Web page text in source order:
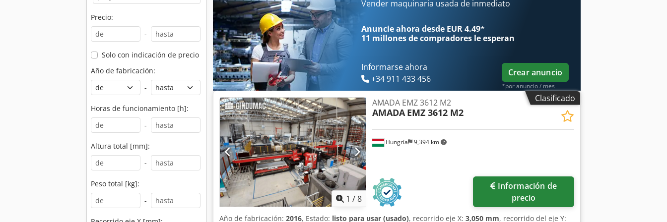
Precio:
-
Solo con indicación de precio
Año de fabricación:
-
Horas de funcionamiento [h]:
-
Altura total [mm]:
-
Peso total [kg]:
-
y medianas. Póngase en contacto con nosotros para obtener más información sobre esta máquina.
Beneficios de la máquina Ventajas técnicas de la máquina • Área de trabajo: aproximadamente 1270 ×
2000 mm • Espesor máximo de la chapa: hasta 6 mm (configuración estándar) • Cambiador de
herramientas giratorio para un punzonado versátil • Alta precisión y repetibilidad • Control cnc de fácil
manejo • Diseño compacto que ahorra espacio • Cambio rápido de herramientas para mayor eficacia •
Construcción robusta y duradera Djdpsyaihvsfx Ag Nowa • Sujeción automática de chapas para obtener
resultados uniformes • Adecuado para lotes y series de producción pequeñas y medianas
Vender maquinaria usada de inmediato
Anuncie ahora desde EUR 4.49*
11 millones de compradores le esperan
Informarse ahora
+34 911 433 456
Crear anuncio
*por anuncio / mes
Clasificado
1 /8
Hungría 9,394 km
AMADA EMZ 3612 M2
AMADA EMZ 3612 M2
precio
Año de fabricación: 2016, Estado: listo para usar (usado), recorrido eje X: 3,050 mm, recorrido del eje Y: